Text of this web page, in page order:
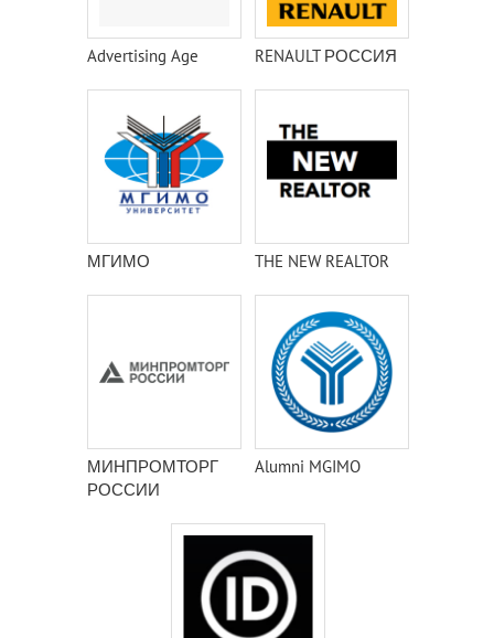
Advertising Age RENAULT РОССИЯ
МГИМО THE NEW REALTOR
МИНПРОМТОРГ
РОССИИ
Alumni MGIMO